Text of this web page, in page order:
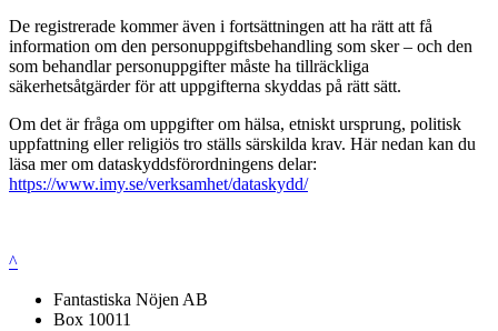
De registrerade kommer även i fortsättningen att ha rätt att få
information om den personuppgiftsbehandling som sker – och den
som behandlar personuppgifter måste ha tillräckliga
säkerhetsåtgärder för att uppgifterna skyddas på rätt sätt.
Om det är fråga om uppgifter om hälsa, etniskt ursprung, politisk
uppfattning eller religiös tro ställs särskilda krav. Här nedan kan du
läsa mer om dataskyddsförordningens delar:
https://www.imy.se/verksamhet/dataskydd/
^
Fantastiska Nöjen AB
Box 10011